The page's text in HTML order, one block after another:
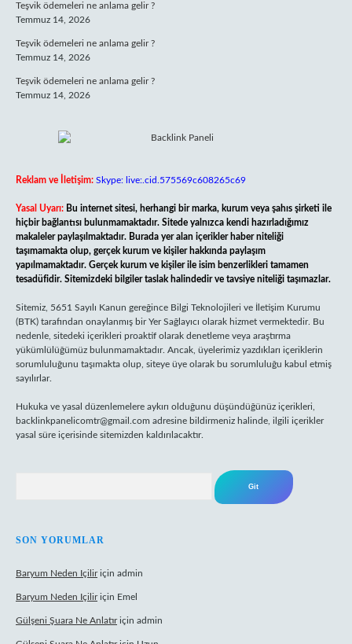
Teşvik ödemeleri ne anlama gelir ?
Temmuz 14, 2026
Teşvik ödemeleri ne anlama gelir ?
Temmuz 14, 2026
Teşvik ödemeleri ne anlama gelir ?
Temmuz 14, 2026
Reklam ve İletişim: Skype: live:.cid.575569c608265c69
Yasal Uyarı: Bu internet sitesi, herhangi bir marka, kurum veya şahıs şirketi ile
hiçbir bağlantısı bulunmamaktadır. Sitede yalnızca kendi hazırladığımız
makaleler paylaşılmaktadır. Burada yer alan içerikler haber niteliği
taşımamakta olup, gerçek kurum ve kişiler hakkında paylaşım
yapılmamaktadır. Gerçek kurum ve kişiler ile isim benzerlikleri tamamen
tesadüfidir. Sitemizdeki bilgiler taslak halindedir ve tavsiye niteliği taşımazlar.
Sitemiz, 5651 Sayılı Kanun gereğince Bilgi Teknolojileri ve İletişim Kurumu
(BTK) tarafından onaylanmış bir Yer Sağlayıcı olarak hizmet vermektedir. Bu
nedenle, sitedeki içerikleri proaktif olarak denetleme veya araştırma
yükümlülüğümüz bulunmamaktadır. Ancak, üyelerimiz yazdıkları içeriklerin
sorumluluğunu taşımakta olup, siteye üye olarak bu sorumluluğu kabul etmiş
sayılırlar.
Hukuka ve yasal düzenlemelere aykırı olduğunu düşündüğünüz içerikleri,
backlinkpanelicomtr@gmail.com adresine bildirmeniz halinde, ilgili içerikler
yasal süre içerisinde sitemizden kaldırılacaktır.
SON YORUMLAR
Baryum Neden Içiliriçin admin
Baryum Neden Içiliriçin Emel
Gülşeni Şuara Ne Anlatıriçin admin